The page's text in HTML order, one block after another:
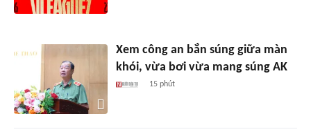
Xem công an bắn súng giữa màn
khói, vừa bơi vừa mang súng AK
15 phút